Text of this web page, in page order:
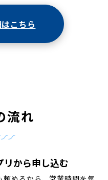
こちら
流れ
リから申し込む